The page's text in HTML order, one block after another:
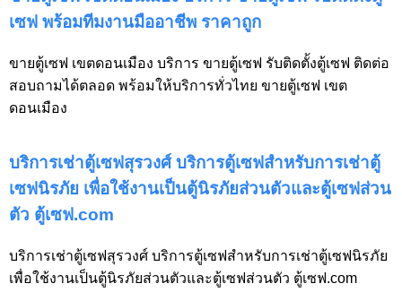
เซฟ พร้อมทีมงานมืออาชีพ ราคาถูก
ขายตู้เซฟ เขตดอนเมือง บริการ ขายตู้เซฟ รับติดตั้งตู้เซฟ ติดต่อ
สอบถามได้ตลอด พร้อมให้บริการทั่วไทย ขายตู้เซฟ เขต
ดอนเมือง
บริการเช่าตู้เซฟสุรวงศ์ บริการตู้เซฟสำหรับการเช่าตู้
เซฟนิรภัย เพื่อใช้งานเป็นตู้นิรภัยส่วนตัวและตู้เซฟส่วน
ตัว ตู้เซฟ.com
บริการเช่าตู้เซฟสุรวงศ์ บริการตู้เซฟสำหรับการเช่าตู้เซฟนิรภัย
เพื่อใช้งานเป็นตู้นิรภัยส่วนตัวและตู้เซฟส่วนตัว ตู้เซฟ.com